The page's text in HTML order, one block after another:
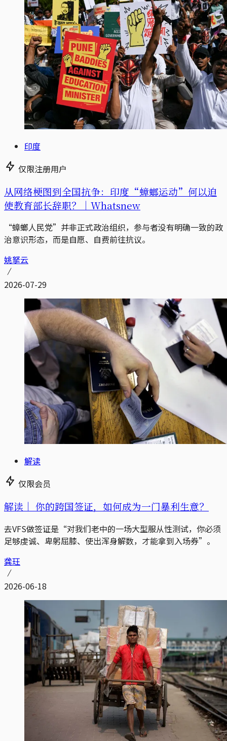
印度
仅限注册用户
从网络梗图到全国抗争：印度“蟑螂运动”何以迫
使教育部长辞职？｜Whatsnew
“蟑螂人民党”并非正式政治组织，参与者没有明确一致的政
治意识形态，而是自愿、自费前往抗议。
姚拏云
2026-07-29
解读
仅限会员
解读｜ 你的跨国签证，如何成为一门暴利生意？
去VFS做签证是“对我们老中的一场大型服从性测试，你必须
足够虔诚、卑躬屈膝、使出浑身解数，才能拿到入场券”。
龚玨
2026-06-18